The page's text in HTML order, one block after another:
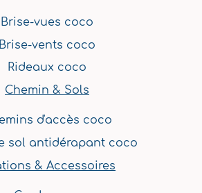
Brise-vues coco
Brise-vents coco
Rideaux coco
Chemin & Sols
d'accès coco
sol antidérapant coco
& Accessoires